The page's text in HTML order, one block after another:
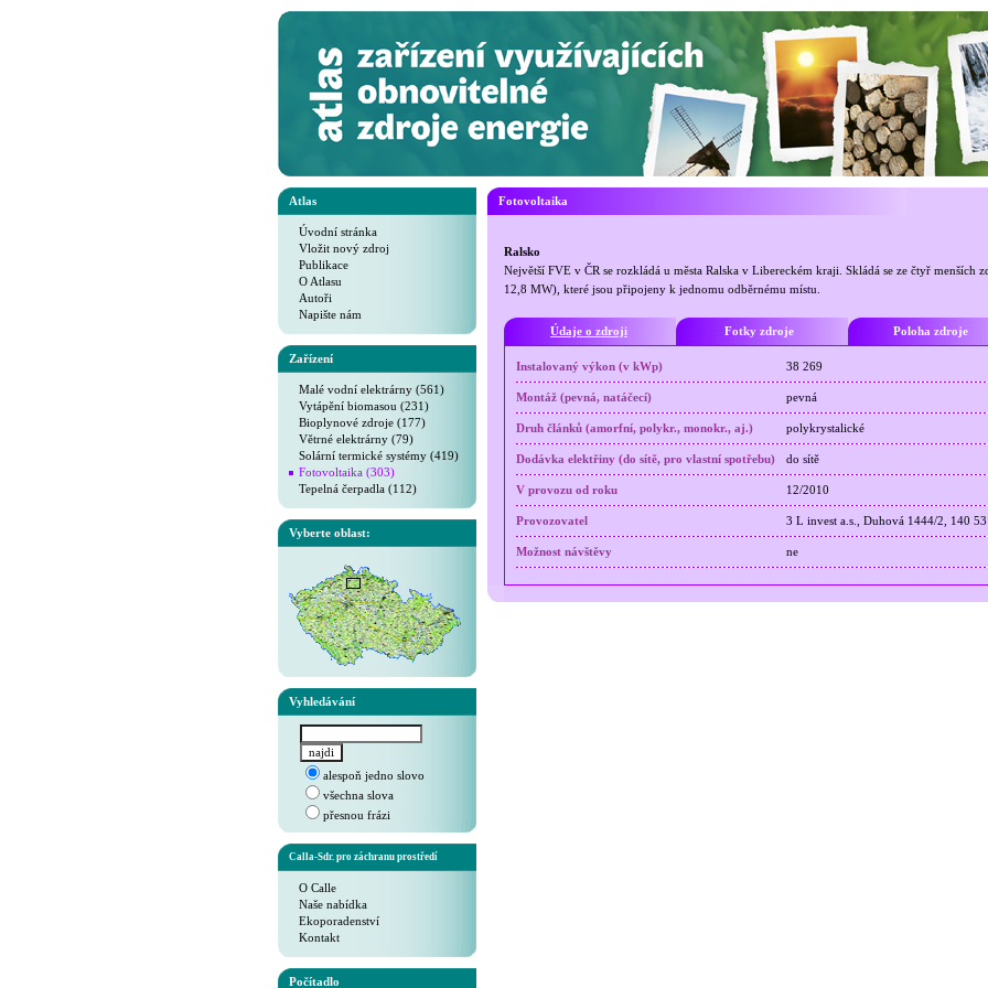
Atlas
Úvodní stránka
Vložit nový zdroj
Publikace
O Atlasu
Autoři
Napište nám
Zařízení
Malé vodní elektrárny (561)
Vytápění biomasou (231)
Bioplynové zdroje (177)
Větrné elektrárny (79)
Solární termické systémy (419)
Fotovoltaika (303)
Tepelná čerpadla (112)
Vyberte oblast:
Vyhledávání
alespoň jedno slovo
všechna slova
přesnou frázi
Calla-Sdr. pro záchranu prostředí
O Calle
Naše nabídka
Ekoporadenství
Kontakt
Počítadlo
Fotovoltaika
Ralsko
Největší FVE v ČR se rozkládá u města Ralska v Libereckém kraji. Skládá se ze čtyř
12,8 MW), které jsou připojeny k jednomu odběrnému místu.
Údaje o zdroji Fotky zdroje Poloha zdroje
Instalovaný výkon (v kWp) 38 269
Montáž (pevná, natáčecí) pevná
Druh článků (amorfní, polykr., monokr., aj.) polykrystalické
Dodávka elektřiny (do sítě, pro vlastní spotřebu) do sítě
V provozu od roku 12/2010
Provozovatel 3 L invest a.s., Duhová 1444/2, 140 53
Možnost návštěvy ne